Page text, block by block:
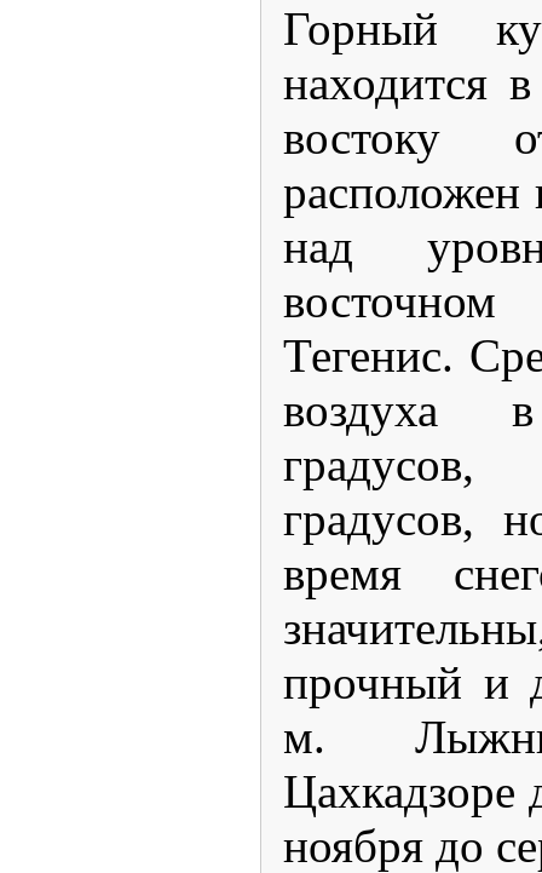
Горный
находится
востоку
над
Тегенис.
воздуха
градусов,
время
прочный и
м.
Цахкадзоре
ноября до